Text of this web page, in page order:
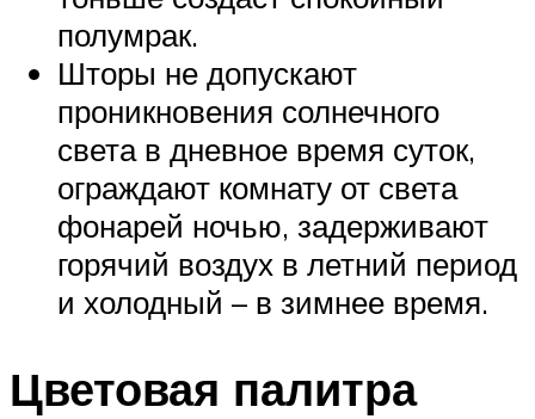
полумрак.
Шторы не допускают
проникновения солнечного
света в дневное время суток,
ограждают комнату от света
фонарей ночью, задерживают
горячий воздух в летний период
и холодный – в зимнее время.
Цветовая палитра